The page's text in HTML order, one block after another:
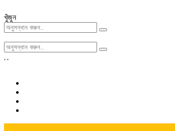
খুঁজুন
, ,